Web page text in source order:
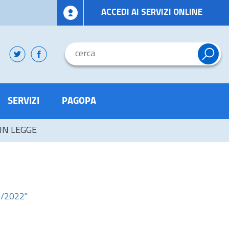
ACCEDI AI SERVIZI ONLINE
SERVIZI PAGOPA
LEGGE
2022"